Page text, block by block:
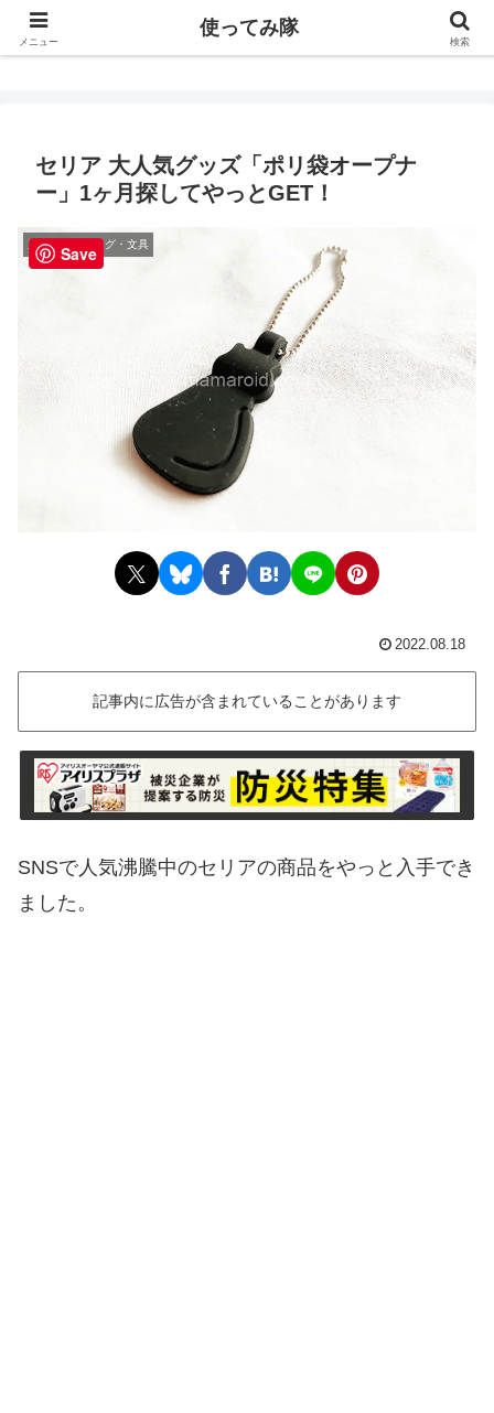
使ってみ隊
セリア 大人気グッズ「ポリ袋オープナ
ー」1ヶ月探してやっとGET！
服飾小物・バッグ・文具
2022.08.18
記事内に広告が含まれていることがあります
SNSで人気沸騰中のセリアの商品をやっと入手でき
ました。
メニュー
使ってみ隊
検索
Save